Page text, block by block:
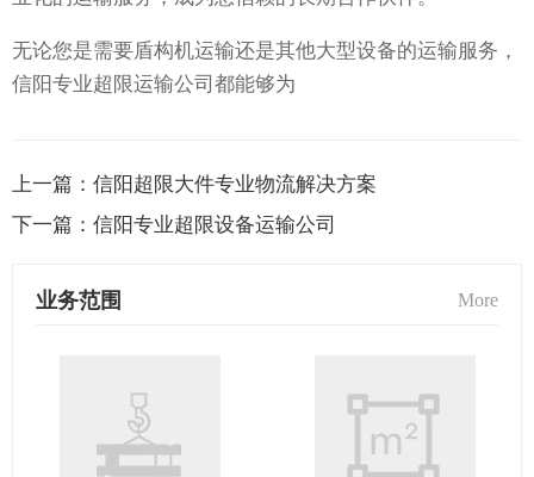
无论您是需要盾构机运输还是其他大型设备的运输服务，
信阳专业超限运输公司都能够为
上一篇： 信阳超限大件专业物流解决方案
下一篇： 信阳专业超限设备运输公司
业务范围 More